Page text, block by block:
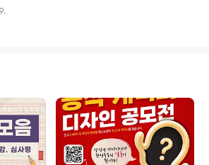
자사몰 당첨자 발표) ◎ 사
어메이드 대용량 복합식 가
에어프라이어 - 장려상(10명)
사진분야 - 대상(1명) : 발뮤
) : 에어메이드 대용량 복합식